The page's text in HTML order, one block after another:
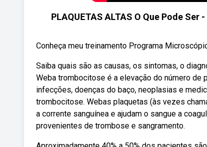
PLAQUETAS ALTAS O Que Pode
Conheça meu treinamento Programa
Saiba quais são as causas, os sintomas, o
Weba trombocitose é a elevação do número de
infecções, doenças do baço, neoplasias e
trombocitose. Webas plaquetas (às vezes
a corrente sanguínea e ajudam o sangue a
provenientes de trombose e sangramento.